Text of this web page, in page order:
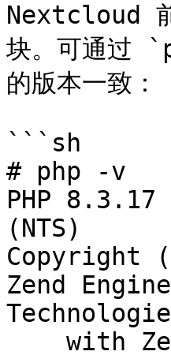
Nextcloud
块。可通过
的版本一致：
```sh
# php -v
PHP
(NTS)
Copyright
Zend